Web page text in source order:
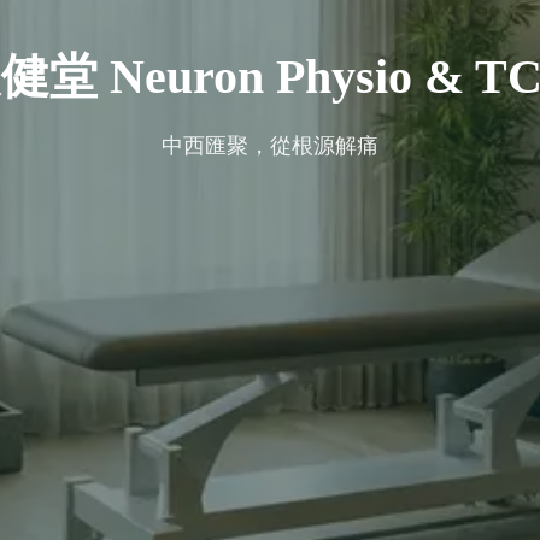
堂 Neuron Physio &
中西匯聚，從根源解痛